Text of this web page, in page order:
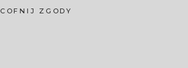
COFNIJ ZGODY